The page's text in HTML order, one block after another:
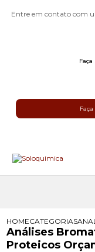
Entre em contato com
HOMECATEGORIAS
Análises
Proteicos